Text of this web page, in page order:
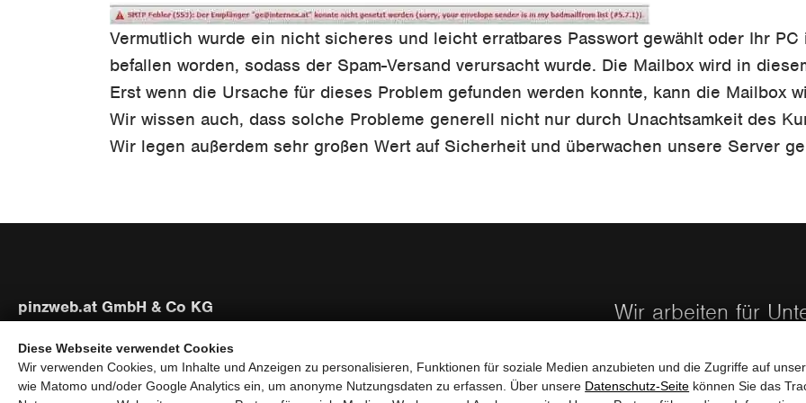
Diese Webseite verwendet Cookies
Wir verwenden Cookies, um Inhalte und Anzeigen zu personalisieren, Funktionen für soziale Medien anzubieten und die Zugriffe auf
wie Matomo und/oder Google Analytics ein, um anonyme Nutzungsdaten zu erfassen. Über unsere Datenschutz-Seite können Sie das
Vermutlich wurde ein nicht sicheres und leicht erratbares Passwort gewählt oder Ihr
befallen worden, sodass der Spam-Versand verursacht wurde. Die Mailbox wird in
Erst wenn die Ursache für dieses Problem gefunden werden konnte, kann die Mailbox
Wir wissen auch, dass solche Probleme generell nicht nur durch Unachtsamkeit des
Wir legen außerdem sehr großen Wert auf Sicherheit und überwachen unsere Server
pinzweb.at GmbH & Co KG
Rögergasse 36/6, 1090 Wien
T: +43 (0) 6545 20340
Wir arbeiten für